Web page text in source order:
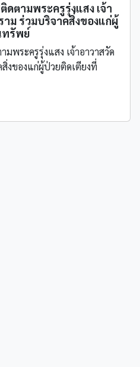
ตามพระครูรุ่งแสง เจ้า
ม ร่วมบริจาคสิ่งของแก่ผู้
ทรัพย์
พระครูรุ่งแสง เจ้าอาวาสวัด
สิ่งของแก่ผู้ป่วยติดเตียงที่